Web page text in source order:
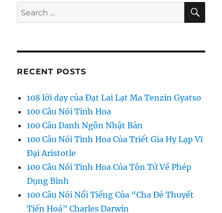
Search
for:
RECENT POSTS
108 lời dạy của Đạt Lai Lạt Ma Tenzin Gyatso
100 Câu Nói Tinh Hoa
100 Câu Danh Ngôn Nhật Bản
100 Câu Nói Tinh Hoa Của Triết Gia Hy Lạp Vĩ
Đại Aristotle
100 Câu Nói Tinh Hoa Của Tôn Tử Về Phép
Dụng Binh
100 Câu Nói Nổi Tiếng Của “Cha Đẻ Thuyết
Tiến Hoá” Charles Darwin